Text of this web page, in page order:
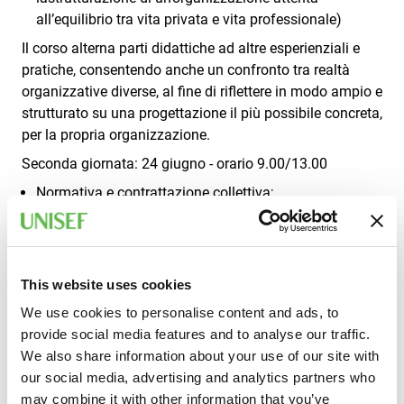
This website uses cookies
We use cookies to personalise content and ads, to
provide social media features and to analyse our traffic.
We also share information about your use of our site with
our social media, advertising and analytics partners who
may combine it with other information that you’ve
all’equilibrio tra vita privata e vita professionale)
Il corso alterna parti didattiche ad altre esperienziali e
pratiche, consentendo anche un confronto tra realtà
organizzative diverse, al fine di riflettere in modo ampio e
strutturato su una progettazione il più possibile concreta,
per la propria organizzazione.
Seconda giornata: 24 giugno - orario 9.00/13.00
Normativa e contrattazione collettiva;
Congedi parentali, permessi e strumenti di flessibilità
contrattuale;
normativa.
Part-time, lavoro agile e flessibilità oraria;
Politiche interne di gestione dei tempi di lavoro;
Attività pratica: costruzione di un esempio di
regolamento aziendale di flessibilità.